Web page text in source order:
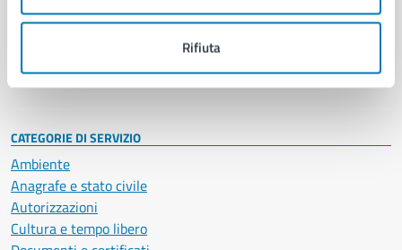
Rifiuta
Politici
Intranet, posta aziendale e protocollo
CATEGORIE DI SERVIZIO
Ambiente
Anagrafe e stato civile
Autorizzazioni
Cultura e tempo libero